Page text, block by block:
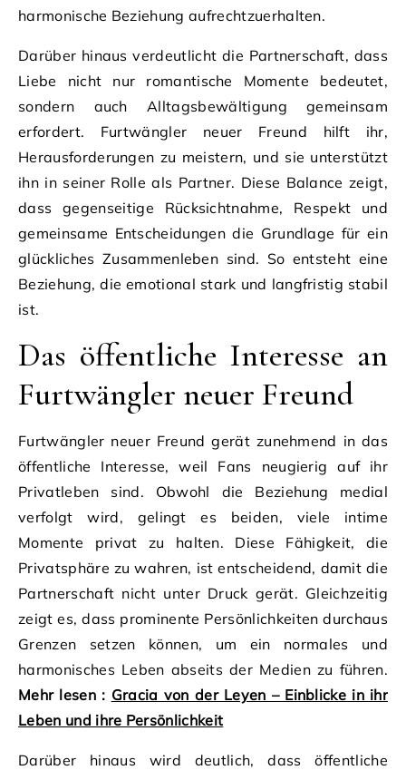
harmonische Beziehung aufrechtzuerhalten.
Darüber hinaus verdeutlicht die Partnerschaft, dass
Liebe nicht nur romantische Momente bedeutet,
sondern auch Alltagsbewältigung gemeinsam
erfordert. Furtwängler neuer Freund hilft ihr,
Herausforderungen zu meistern, und sie unterstützt
ihn in seiner Rolle als Partner. Diese Balance zeigt,
dass gegenseitige Rücksichtnahme, Respekt und
gemeinsame Entscheidungen die Grundlage für ein
glückliches Zusammenleben sind. So entsteht eine
Beziehung, die emotional stark und langfristig stabil
ist.
Das öffentliche Interesse an
Furtwängler neuer Freund
Furtwängler neuer Freund gerät zunehmend in das
öffentliche Interesse, weil Fans neugierig auf ihr
Privatleben sind. Obwohl die Beziehung medial
verfolgt wird, gelingt es beiden, viele intime
Momente privat zu halten. Diese Fähigkeit, die
Privatsphäre zu wahren, ist entscheidend, damit die
Partnerschaft nicht unter Druck gerät. Gleichzeitig
zeigt es, dass prominente Persönlichkeiten durchaus
Grenzen setzen können, um ein normales und
harmonisches Leben abseits der Medien zu führen.
Mehr lesen : Gracia von der Leyen – Einblicke in ihr
Leben und ihre Persönlichkeit
Darüber hinaus wird deutlich, dass öffentliche